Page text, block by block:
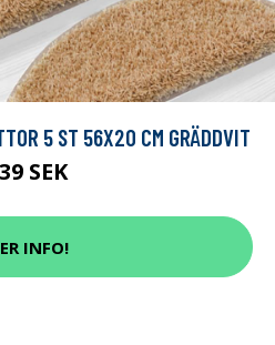
5 ST 56X20 CM GRÄDDVIT
SEK
INFO!